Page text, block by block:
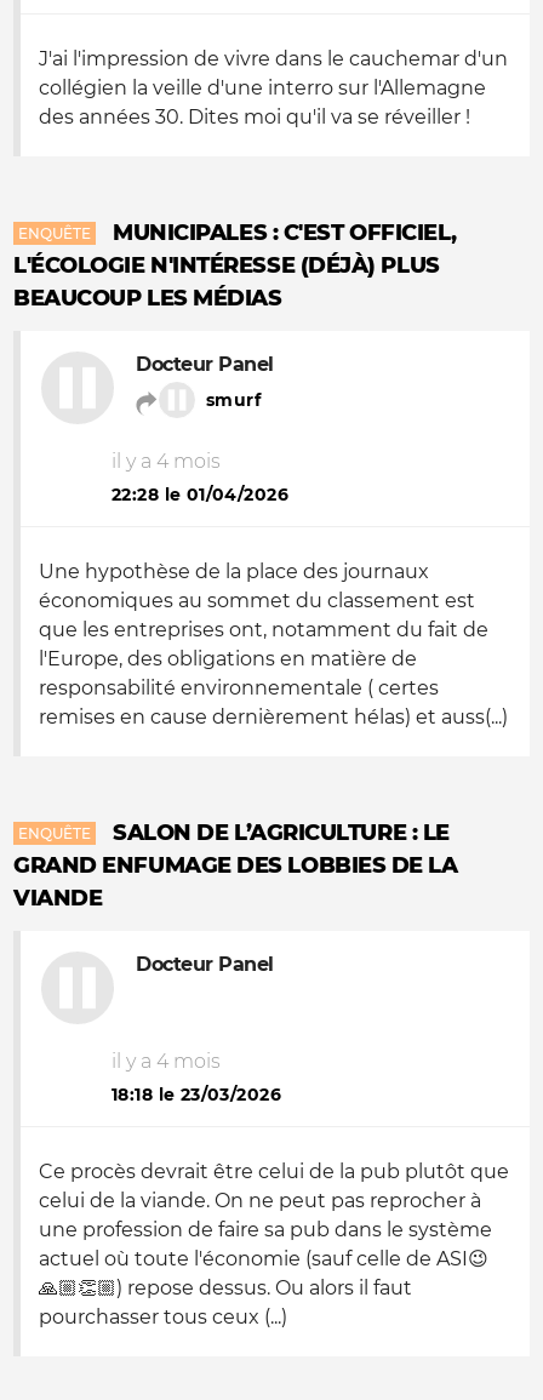
J'ai l'impression de vivre dans le cauchemar d'un
collégien la veille d'une interro sur l'Allemagne
des années 30. Dites moi qu'il va se réveiller !
ENQUÊTE
MUNICIPALES : C'EST OFFICIEL,
L'ÉCOLOGIE N'INTÉRESSE (DÉJÀ) PLUS
BEAUCOUP LES MÉDIAS
Docteur Panel
smurf
il y a 4 mois
22:28 le 01/04/2026
Une hypothèse de la place des journaux
économiques au sommet du classement est
que les entreprises ont, notamment du fait de
l'Europe, des obligations en matière de
responsabilité environnementale ( certes
remises en cause dernièrement hélas) et auss(...)
ENQUÊTE
SALON DE L’AGRICULTURE : LE
GRAND ENFUMAGE DES LOBBIES DE LA
VIANDE
Docteur Panel
il y a 4 mois
18:18 le 23/03/2026
Ce procès devrait être celui de la pub plutôt que
celui de la viande. On ne peut pas reprocher à
une profession de faire sa pub dans le système
actuel où toute l'économie (sauf celle de ASI😉
🙏🏼👏🏼) repose dessus. Ou alors il faut
pourchasser tous ceux (...)